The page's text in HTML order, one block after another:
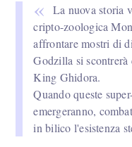
La nuova storia
cripto-zoologica
affrontare mostri di
Godzilla si scontrerà
King Ghidora.
Quando queste
emergeranno,
in bilico l'esistenza